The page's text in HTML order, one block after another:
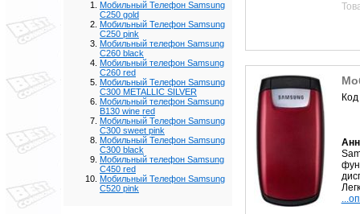
Мобильный Телефон Samsung
C250 gold
Мобильный Телефон Samsung
C250 pink
Мобильный телефон Samsung
C260 black
Мобильный телефон Samsung
C260 red
Мобильный Телефон Samsung
C300 METALLIC SILVER
Мобильный телефон Samsung
B130 wine red
Мобильный Телефон Samsung
C300 sweet pink
Мобильный Телефон Samsung
C300 black
Мобильный телефон Samsung
C450 red
Мобильный Телефон Samsung
C520 pink